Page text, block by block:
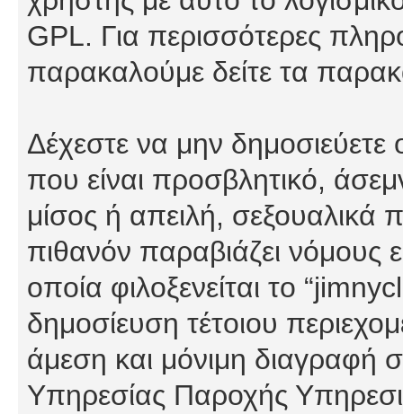
GPL. Για περισσότερες
παρακαλούμε δείτε τα
Δέχεστε να μην
που είναι προσβλητικό,
μίσος ή απειλή, σεξουαλικά
πιθανόν παραβιάζει νόμους
οποία φιλοξενείται το
δημοσίευση τέτοιου
άμεση και μόνιμη διαγραφή
Υπηρεσίας Παροχής